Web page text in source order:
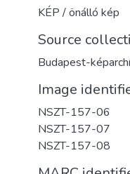
KÉP / önálló kép
Source
Budapest-
Image
NSZT-157-06
NSZT-157-07
NSZT-157-08